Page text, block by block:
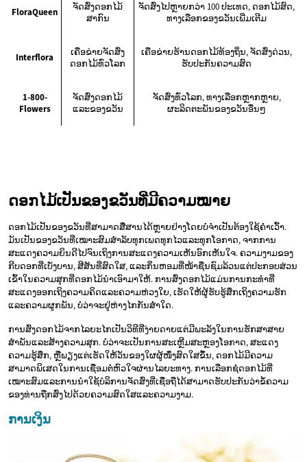
FloraQueen
ຈັດສົ່ງດອກໄມ້
ສາກົນ
ຈັດສົ່ງໄປຫຼາຍກວ່າ 100 ປະເທດ, ດອກໄມ້ສົດ,
ທາງເລືອກຂອງຂວັນເພີ່ມເຕີມ
Interflora
ເຄືອຂ່າຍຈັດສົ່ງ
ດອກໄມ້ທົ່ວໂລກ
ເຄືອຂ່າຍຮ້ານດອກໄມ້ທ້ອງຖິ່ນ, ຈັດສົ່ງດ່ວນ,
ຮັບປະກັນຄວາມສົດ
1-800-
Flowers
ຈັດສົ່ງດອກໄມ້
ແລະຂອງຂວັນ
ຈັດສົ່ງທົ່ວໂລກ, ທາງເລືອກຫຼາກຫຼາຍ,
ຜະລິດຕະພັນຂອງຂວັນອື່ນໆ
ດອກໄມ້ເປັນຂອງຂວັນທີ່ມີຄວາມໝາຍ
ດອກໄມ້ເປັນຂອງຂວັນທີ່ສາມາດສື່ສານໄດ້ຫຼາຍຢ່າງໂດຍບໍ່ຈໍາເປັນຕ້ອງໃຊ້ຄໍາເວົ້າ.
ມັນເປັນຂອງຂວັນທີ່ເໝາະສົມສໍາລັບທຸກເພດທຸກໄວແລະທຸກໂອກາດ, ຈາກການ
ສະແດງຄວາມຍິນດີໄປຈົນເຖິງການສະແດງຄວາມເຫັນອົກເຫັນໃຈ. ຄວາມງາມຂອງ
ກີບດອກທີ່ເບັ່ງບານ, ສີສັນທີ່ສົດໃສ, ແລະກິ່ນຫອມທີ່ໜ້າຊື່ນຊົມລ້ວນແຕ່ປະກອບສ່ວນ
ເຂົ້າໃນຄວາມສຸກທີ່ດອກໄມ້ນໍາເອົາມາໃຫ້. ການສົ່ງດອກໄມ້ແມ່ນການກະທຳທີ່
ສະແດງອອກເຖິງຄວາມຄິດແລະຄວາມຫ່ວງໃຍ, ເຮັດໃຫ້ຜູ້ຮັບຮູ້ສຶກເຖິງຄວາມຮັກ
ແລະຄວາມຜູກພັນ, ບໍ່ວ່າຈະຢູ່ຫ່າງໄກກັນສໍ່າໃດ.
ການສົ່ງດອກໄມ້ຈາກໄລຍະໄກເປັນວິທີທີ່ງ່າຍດາຍແຕ່ມີພະລັງໃນການຮັກສາສາຍ
ສຳພັນແລະສ້າງຄວາມສຸກ. ບໍ່ວ່າຈະເປັນການສະເຫຼີມສະຫຼອງໂອກາດ, ສະແດງ
ຄວາມຮູ້ສຶກ, ຫຼືພຽງແຕ່ເຮັດໃຫ້ວັນຂອງໃຜຜູ້ໜຶ່ງສົດໃສຂຶ້ນ, ດອກໄມ້ມີຄວາມ
ສາມາດພິເສດໃນການເຊື່ອມຕໍ່ຫົວໃຈຜ່ານໄລຍະທາງ. ການເລືອກຊໍ່ດອກໄມ້ທີ່
ເໝາະສົມແລະການນໍາໃຊ້ບໍລິການຈັດສົ່ງທີ່ເຊື່ອຖືໄດ້ສາມາດຮັບປະກັນວ່າຂໍ້ຄວາມ
ຂອງທ່ານຖືກສົ່ງໄປດ້ວຍຄວາມສົດໃສແລະຄວາມງາມ.
ການເງິນ